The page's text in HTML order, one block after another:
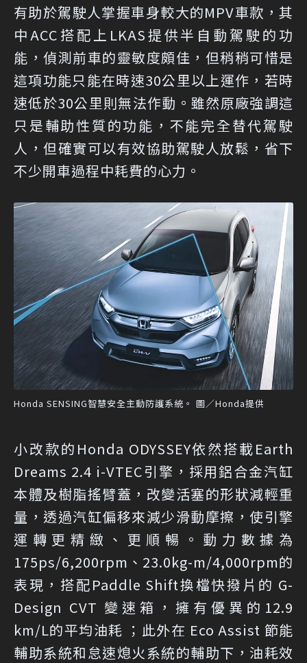
有助於駕駛人掌握車身較大的MPV車款，其
中ACC搭配上LKAS提供半自動駕駛的功
能，偵測前車的靈敏度頗佳，但稍稍可惜是
這項功能只能在時速30公里以上運作，若時
速低於30公里則無法作動。雖然原廠強調這
只是輔助性質的功能，不能完全替代駕駛
人，但確實可以有效協助駕駛人放鬆，省下
不少開車過程中耗費的心力。
Honda SENSING智慧安全主動防護系統。 圖／Honda提供
小改款的Honda ODYSSEY依然搭載Earth
Dreams 2.4 i-VTEC引擎，採用鋁合金汽缸
本體及樹脂搖臂蓋，改變活塞的形狀減輕重
量，透過汽缸偏移來減少滑動摩擦，使引擎
運轉更精緻、更順暢。動力數據為
175ps/6,200rpm、23.0kg-m/4,000rpm的
表現，搭配Paddle Shift換檔快撥片的 G-
Design CVT 變速箱，擁有優異的12.9
km/L的平均油耗 ；此外在 Eco Assist 節能
輔助系統和怠速熄火系統的輔助下，油耗效